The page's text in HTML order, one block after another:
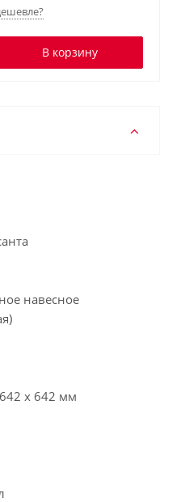
В корзину
навесное
x 642 мм